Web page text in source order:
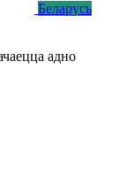
Беларусь
адно